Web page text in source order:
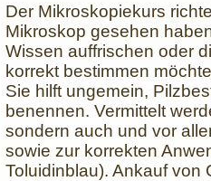
Der Mikroskopiekurs
Mikroskop gesehen
Wissen auffrischen oder
korrekt bestimmen
Sie hilft ungemein,
benennen. Vermittelt
sondern auch und vor
sowie zur korrekten
Toluidinblau). Ankauf von